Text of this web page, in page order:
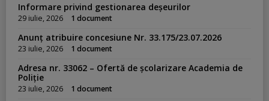
Informare privind gestionarea deșeurilor
29 iulie, 2026 1 document
Anunț atribuire concesiune Nr. 33.175/23.07.2026
23 iulie, 2026 1 document
Adresa nr. 33062 – Ofertă de școlarizare Academia de
Poliție
23 iulie, 2026 1 document